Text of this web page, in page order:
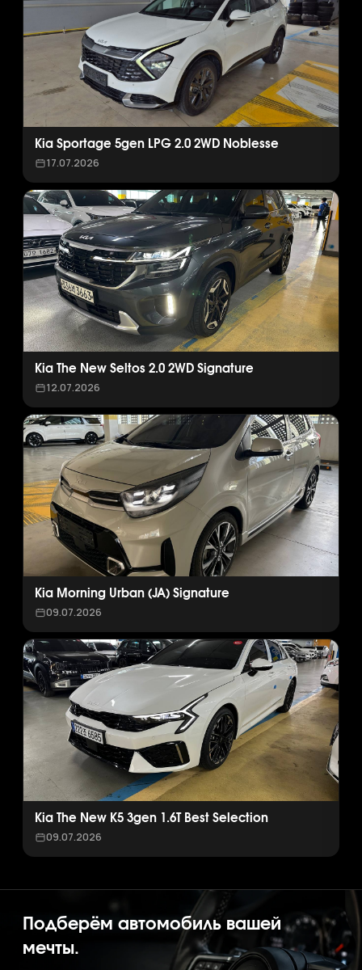
Kia Sportage 5gen LPG 2.0 2WD Noblesse
17.07.2026
Kia The New Seltos 2.0 2WD Signature
12.07.2026
Kia Morning Urban (JA) Signature
09.07.2026
Kia The New K5 3gen 1.6T Best Selection
09.07.2026
Подберём автомобиль вашей
мечты.